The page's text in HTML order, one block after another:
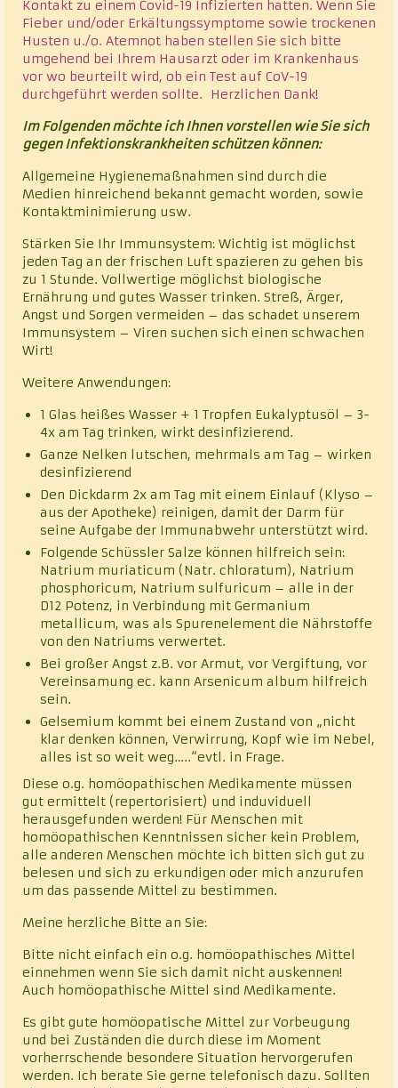
Kontakt zu einem Covid-19 Infizierten hatten. Wenn Sie
Fieber und/oder Erkältungssymptome sowie trockenen
Husten u./o. Atemnot haben stellen Sie sich bitte
umgehend bei Ihrem Hausarzt oder im Krankenhaus
vor wo beurteilt wird, ob ein Test auf CoV-19
durchgeführt werden sollte. Herzlichen Dank!
Im Folgenden möchte ich Ihnen vorstellen wie Sie sich
gegen Infektionskrankheiten schützen können:
Allgemeine Hygienemaßnahmen sind durch die
Medien hinreichend bekannt gemacht worden, sowie
Kontaktminimierung usw.
Stärken Sie Ihr Immunsystem: Wichtig ist möglichst
jeden Tag an der frischen Luft spazieren zu gehen bis
zu 1 Stunde. Vollwertige möglichst biologische
Ernährung und gutes Wasser trinken. Streß, Ärger,
Angst und Sorgen vermeiden – das schadet unserem
Immunsystem – Viren suchen sich einen schwachen
Wirt!
Weitere Anwendungen:
1 Glas heißes Wasser + 1 Tropfen Eukalyptusöl – 3-
4x am Tag trinken, wirkt desinfizierend.
Ganze Nelken lutschen, mehrmals am Tag – wirken
desinfizierend
Den Dickdarm 2x am Tag mit einem Einlauf (Klyso –
aus der Apotheke) reinigen, damit der Darm für
seine Aufgabe der Immunabwehr unterstützt wird.
Folgende Schüssler Salze können hilfreich sein:
Natrium muriaticum (Natr. chloratum), Natrium
phosphoricum, Natrium sulfuricum – alle in der
D12 Potenz, in Verbindung mit Germanium
metallicum, was als Spurenelement die Nährstoffe
von den Natriums verwertet.
Bei großer Angst z.B. vor Armut, vor Vergiftung, vor
Vereinsamung ec. kann Arsenicum album hilfreich
sein.
Gelsemium kommt bei einem Zustand von „nicht
klar denken können, Verwirrung, Kopf wie im Nebel,
alles ist so weit weg…..“evtl. in Frage.
Diese o.g. homöopathischen Medikamente müssen
gut ermittelt (repertorisiert) und induviduell
herausgefunden werden! Für Menschen mit
homöopathischen Kenntnissen sicher kein Problem,
alle anderen Menschen möchte ich bitten sich gut zu
belesen und sich zu erkundigen oder mich anzurufen
um das passende Mittel zu bestimmen.
Meine herzliche Bitte an Sie:
Bitte nicht einfach ein o.g. homöopathisches Mittel
einnehmen wenn Sie sich damit nicht auskennen!
Auch homöopathische Mittel sind Medikamente.
Es gibt gute homöopatische Mittel zur Vorbeugung
und bei Zuständen die durch diese im Moment
vorherrschende besondere Situation hervorgerufen
werden. Ich berate Sie gerne telefonisch dazu. Sollten